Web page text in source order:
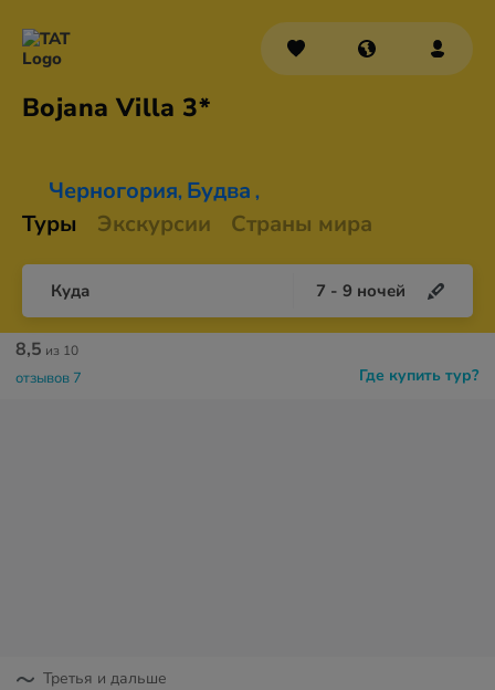
Bojana Villa 3*
Черногория, Будва ,
Туры Экскурсии Страны мира
Куда 7 - 9 ночей
Где купить тур?
8,5 из 10
отзывов 7
Третья и дальше